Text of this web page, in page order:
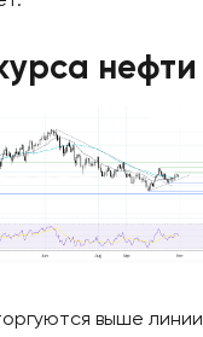
нефти
выше линии